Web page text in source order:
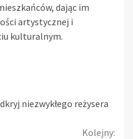
dając im
artystycznej i
kulturalnym.
niezwykłego reżysera
Kolejny: